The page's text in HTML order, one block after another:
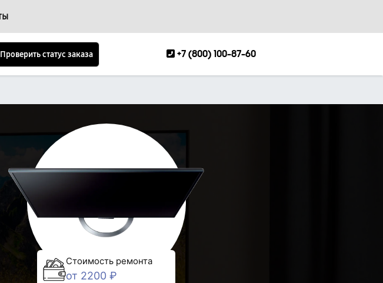
Проверить статус заказа +7 (800) 100-87-60
Стоимость ремонта
от 2200 ₽